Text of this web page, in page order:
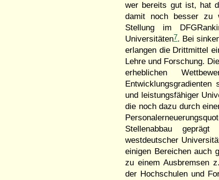
wer bereits gut ist, hat
damit noch besser zu
Stellung im
Universitäten7. Bei
erlangen die Drittmittel
Lehre und Forschung.
erheblichen
und leistungsfähiger
die noch dazu durch
Stellenabbau
westdeutscher
einigen Bereichen auch
zu einem Ausbremsen
der Hochschulen und